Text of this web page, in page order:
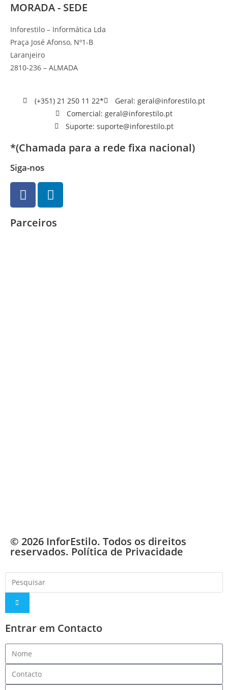
MORADA - SEDE
Inforestilo – Informática Lda
Praça José Afonso, Nº1-B
Laranjeiro
2810-236 – ALMADA
(+351) 21 250 11 22*
Geral: geral@inforestilo.pt
Comercial: geral@inforestilo.pt
Suporte: suporte@inforestilo.pt
*(Chamada para a rede fixa nacional)
Siga-nos
Parceiros
© 2026 InforEstilo. Todos os direitos
reservados. Política de Privacidade
Entrar em Contacto